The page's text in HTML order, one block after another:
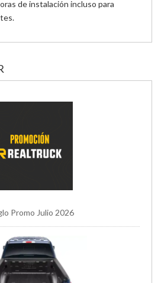
de instalación incluso para
Promo Julio 2026